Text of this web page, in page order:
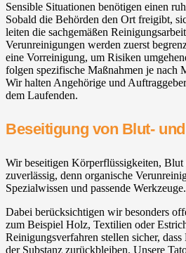
Sensible Situationen benötigen einen
Sobald die Behörden den Ort freigibt,
leiten die sachgemäßen
Verunreinigungen werden zuerst
eine Vorreinigung, um Risiken
folgen spezifische Maßnahmen je nach
Wir halten Angehörige und
dem Laufenden.
Beseitigung von Blut-
Wir beseitigen Körperflüssigkeiten,
zuverlässig, denn organische
Spezialwissen und passende Werkzeuge.
Dabei berücksichtigen wir besonders
zum Beispiel Holz, Textilien oder
Reinigungsverfahren stellen sicher,
der Substanz zurückbleiben. Unsere